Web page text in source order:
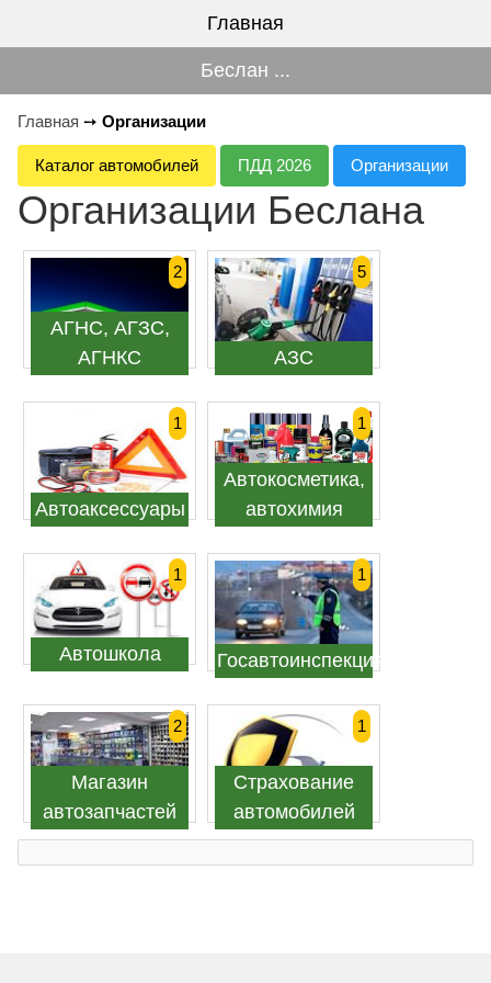
Главная
Беслан ...
Главная ➙ Организации
Каталог автомобилей ПДД 2026 Организации
Организации Беслана
АГНС, АГЗС,
АГНКС
2
АЗС
5
Автоаксессуары
1
Автокосметика,
автохимия
1
Автошкола
1
Госавтоинспекция
1
Магазин
автозапчастей
2
Страхование
автомобилей
1